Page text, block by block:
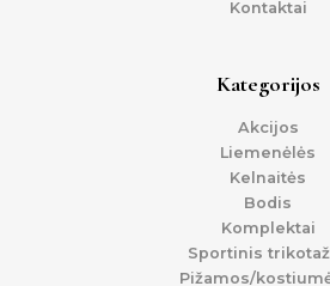
Kontaktai
Kategorijos
Akcijos
Liemenėlės
Kelnaitės
Bodis
Komplektai
Sportinis
Pižamos/